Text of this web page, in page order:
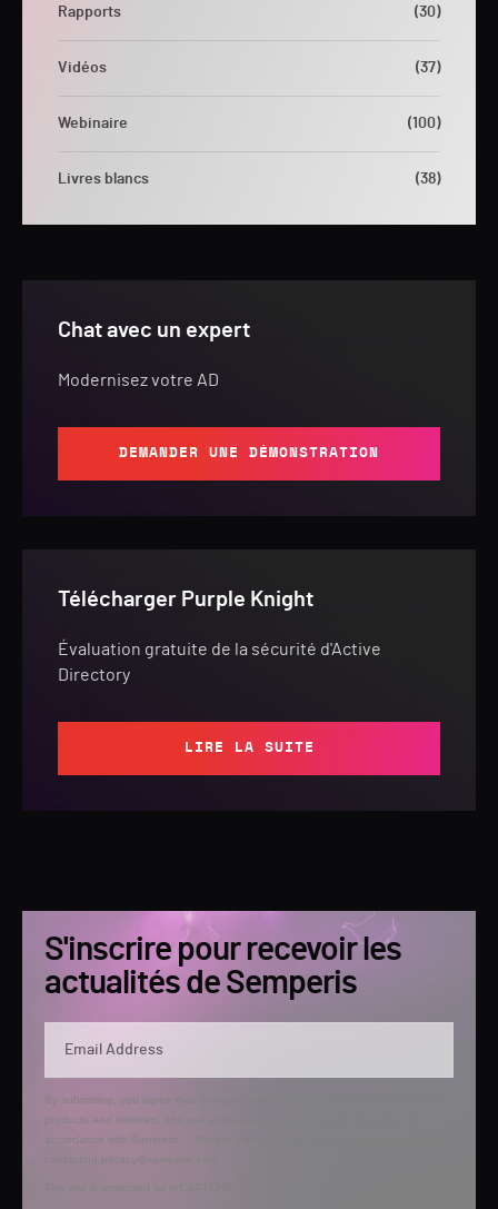
Rapports (30)
Vidéos (37)
Webinaire (100)
Livres blancs (38)
Chat avec un expert
Modernisez votre AD
DEMANDER UNE DÉMONSTRATION
Télécharger Purple Knight
Évaluation gratuite de la sécurité d'Active
Directory
LIRE LA SUITE
S'inscrire pour recevoir les
actualités de Semperis
By submitting, you agree that Semperis may send you information regarding its
products and services, and use and process your personal information in
accordance with Semperis’
contacting privacy@semperis.com.
This site is protected by reCAPTCHA.